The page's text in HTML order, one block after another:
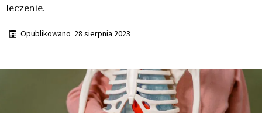
leczenie.
Opublikowano 28 sierpnia 2023